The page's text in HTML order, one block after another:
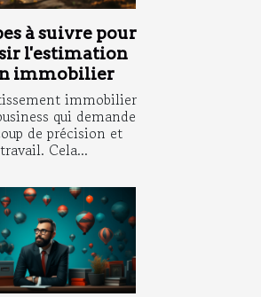
à suivre pour
l'estimation
immobilier
immobilier
qui demande
de précision et
travail. Cela...